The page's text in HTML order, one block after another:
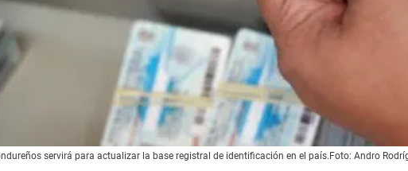
servirá para actualizar la base registral de identificación en el país.Foto: Andro